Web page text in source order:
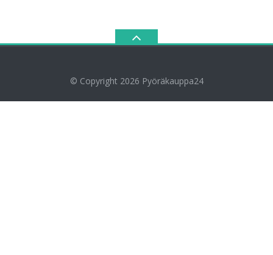
© Copyright 2026 Pyöräkauppa24